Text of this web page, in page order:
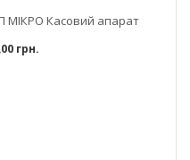
МІКРО Касовий апарат
грн.